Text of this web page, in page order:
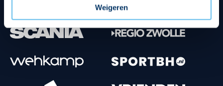
Weigeren